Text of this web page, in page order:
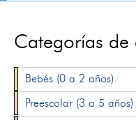
Categorías de
Bebés (0 a 2 años)
Preescolar (3 a 5 años)